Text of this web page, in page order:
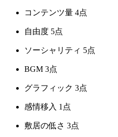
コンテンツ量 4点
自由度 5点
ソーシャリティ 5点
BGM 3点
グラフィック 3点
感情移入 1点
敷居の低さ 3点